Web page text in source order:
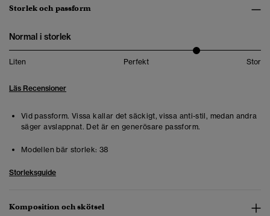
Storlek och passform
Normal i storlek
Liten Perfekt Stor
Läs Recensioner
Vid passform. Vissa kallar det säckigt, vissa anti-stil, medan andra
säger avslappnat. Det är en generösare passform.
Modellen bär storlek: 38
Storleksguide
Komposition och skötsel